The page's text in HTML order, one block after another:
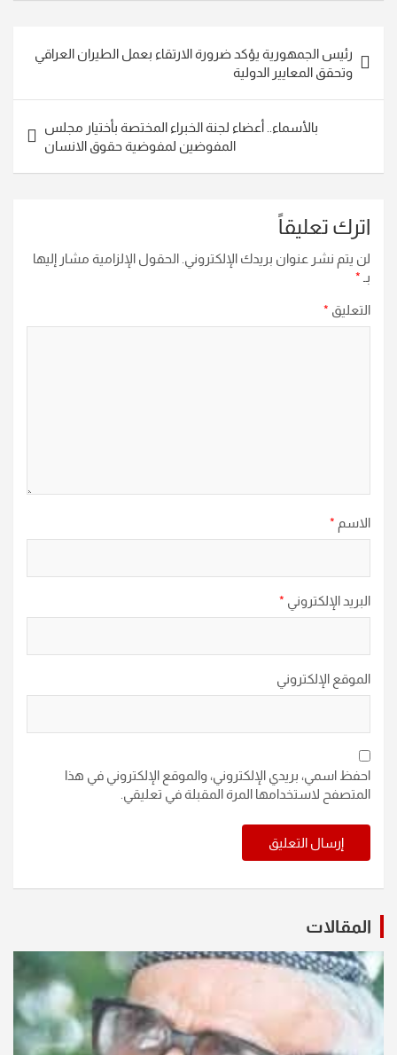
المقالات
رئيس الجمهورية يؤكد ضرورة الارتقاء بعمل الطيران العراقي
وتحقق المعايير الدولية
بالأسماء.. أعضاء لجنة الخبراء المختصة بأختيار مجلس
المفوضين لمفوضية حقوق الانسان
اترك تعليقاً
لن يتم نشر عنوان بريدك الإلكتروني. الحقول الإلزامية مشار إليها
بـ *
التعليق *
الاسم *
البريد الإلكتروني *
الموقع الإلكتروني
احفظ اسمي، بريدي الإلكتروني، والموقع الإلكتروني في هذا
المتصفح لاستخدامها المرة المقبلة في تعليقي.
المقالات